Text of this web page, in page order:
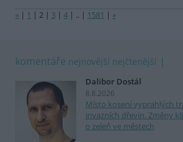
« | 1 | 2 | 3 | 4 | .. | 1581 | »
komentáře nejnovější nejčtenější
Dalibor Dostál
8.8.2026
Místo kosení vyprahlých
invazních dřevin. Změny
o zeleň ve městech